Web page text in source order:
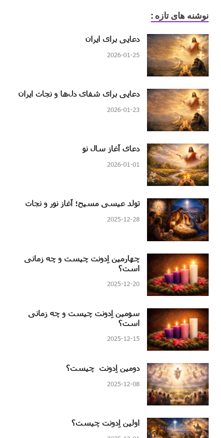
نوشنه های تازه :
دعایی برای ایران
2026-01-25
دعایی برای شفای دل‌ها و نجات ایران
2026-01-23
دعای آغاز سال نو
2026-01-01
تولد عیسی مسیح؛ آغاز نور و نجات
2025-12-28
چهارمین اِدونت چیست و چه زمانی
است؟
2025-12-20
سومین اِدونت چیست و چه زمانی
است؟
2025-12-15
دومین اِدونت چیست؟
2025-12-08
اولین اِدونت چیست؟